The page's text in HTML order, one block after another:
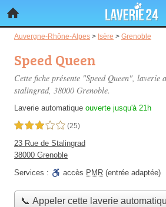
Auvergne-Rhône-Alpes > Isère > Grenoble
Speed Queen
Cette fiche présente "Speed Queen", laverie
stalingrad, 38000 Grenoble.
Laverie automatique ouverte jusqu'à 21h
3,0 étoiles sur 5 (25)
23 Rue de Stalingrad
38000 Grenoble
Services :
accès PMR (entrée adaptée)
📞 Appeler cette laverie